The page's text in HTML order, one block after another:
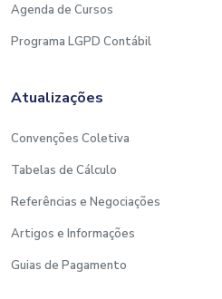
Agenda de Cursos
Programa LGPD Contábil
Atualizações
Convenções Coletiva
Tabelas de Cálculo
Referências e Negociações
Artigos e Informações
Guias de Pagamento